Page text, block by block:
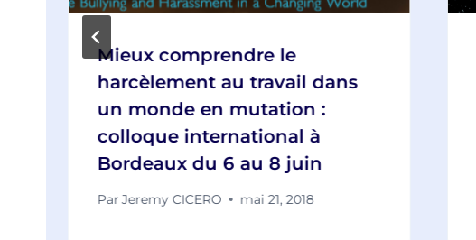
Mieux comprendre le
harcèlement au travail dans
un monde en mutation :
colloque international à
Bordeaux du 6 au 8 juin
Par Jeremy CICERO mai 21, 2018